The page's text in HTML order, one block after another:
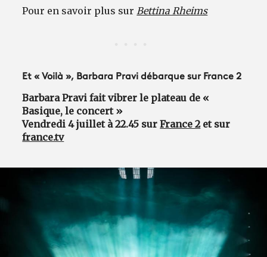
Pour en savoir plus surBettina Rheims
Et « Voilà », Barbara Pravi débarque sur France 2
Barbara Pravi fait vibrer le plateau de «
Basique, le concert »
Vendredi 4 juillet à 22.45 surFrance 2et sur
france.tv